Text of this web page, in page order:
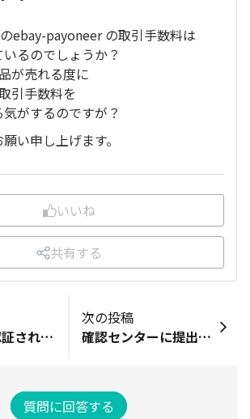
ebay-payoneer の取引手数料は
るのでしょうか？
が売れる度に
引手数料を
がするのですが？
い申し上げます。
いいね
共有する
デバイスが認証されません
次の投稿
確認センターに提出すべき情報
質問に回答する